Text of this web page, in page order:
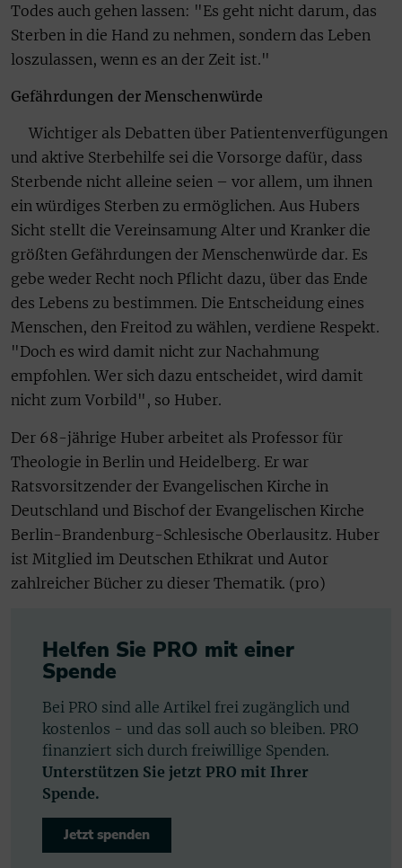
Todes auch gehen lassen: "Es geht nicht darum, das
Sterben in die Hand zu nehmen, sondern das Leben
loszulassen, wenn es an der Zeit ist."
Gefährdungen der Menschenwürde
Wichtiger als Debatten über Patientenverfügungen
und aktive Sterbehilfe sei die Vorsorge dafür, dass
Sterbende nicht alleine seien – vor allem, um ihnen
ein würdiges Sterben zu ermöglichen. Aus Hubers
Sicht stellt die Vereinsamung Alter und Kranker die
größten Gefährdungen der Menschenwürde dar. Es
gebe weder Recht noch Pflicht dazu, über das Ende
des Lebens zu bestimmen. Die Entscheidung eines
Menschen, den Freitod zu wählen, verdiene Respekt.
"Doch es wird damit nicht zur Nachahmung
empfohlen. Wer sich dazu entscheidet, wird damit
nicht zum Vorbild", so Huber.
Der 68-jährige Huber arbeitet als Professor für
Theologie in Berlin und Heidelberg. Er war
Ratsvorsitzender der Evangelischen Kirche in
Deutschland und Bischof der Evangelischen Kirche
Berlin-Brandenburg-Schlesische Oberlausitz. Huber
ist Mitglied im Deutschen Ethikrat und Autor
zahlreicher Bücher zu dieser Thematik. (pro)
Helfen Sie PRO mit einer
Spende
Bei PRO sind alle Artikel frei zugänglich und
kostenlos - und das soll auch so bleiben. PRO
finanziert sich durch freiwillige Spenden.
Unterstützen Sie jetzt PRO mit Ihrer
Spende.
Jetzt spenden